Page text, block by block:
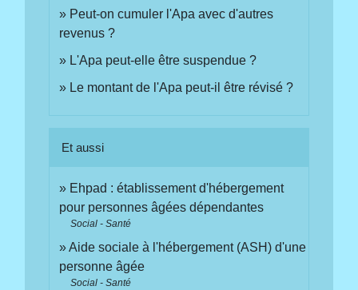
Peut-on cumuler l'Apa avec d'autres
revenus ?
L'Apa peut-elle être suspendue ?
Le montant de l'Apa peut-il être révisé ?
Et aussi
Ehpad : établissement d'hébergement
pour personnes âgées dépendantes
Social - Santé
Aide sociale à l'hébergement (ASH) d'une
personne âgée
Social - Santé